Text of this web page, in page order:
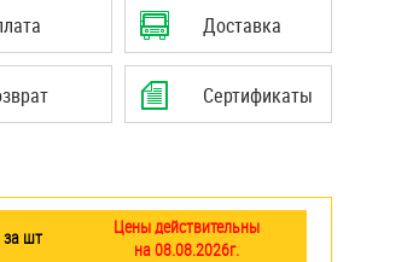
Доставка
Сертификаты
шт
Цены действительны
на 08.08.2026г.